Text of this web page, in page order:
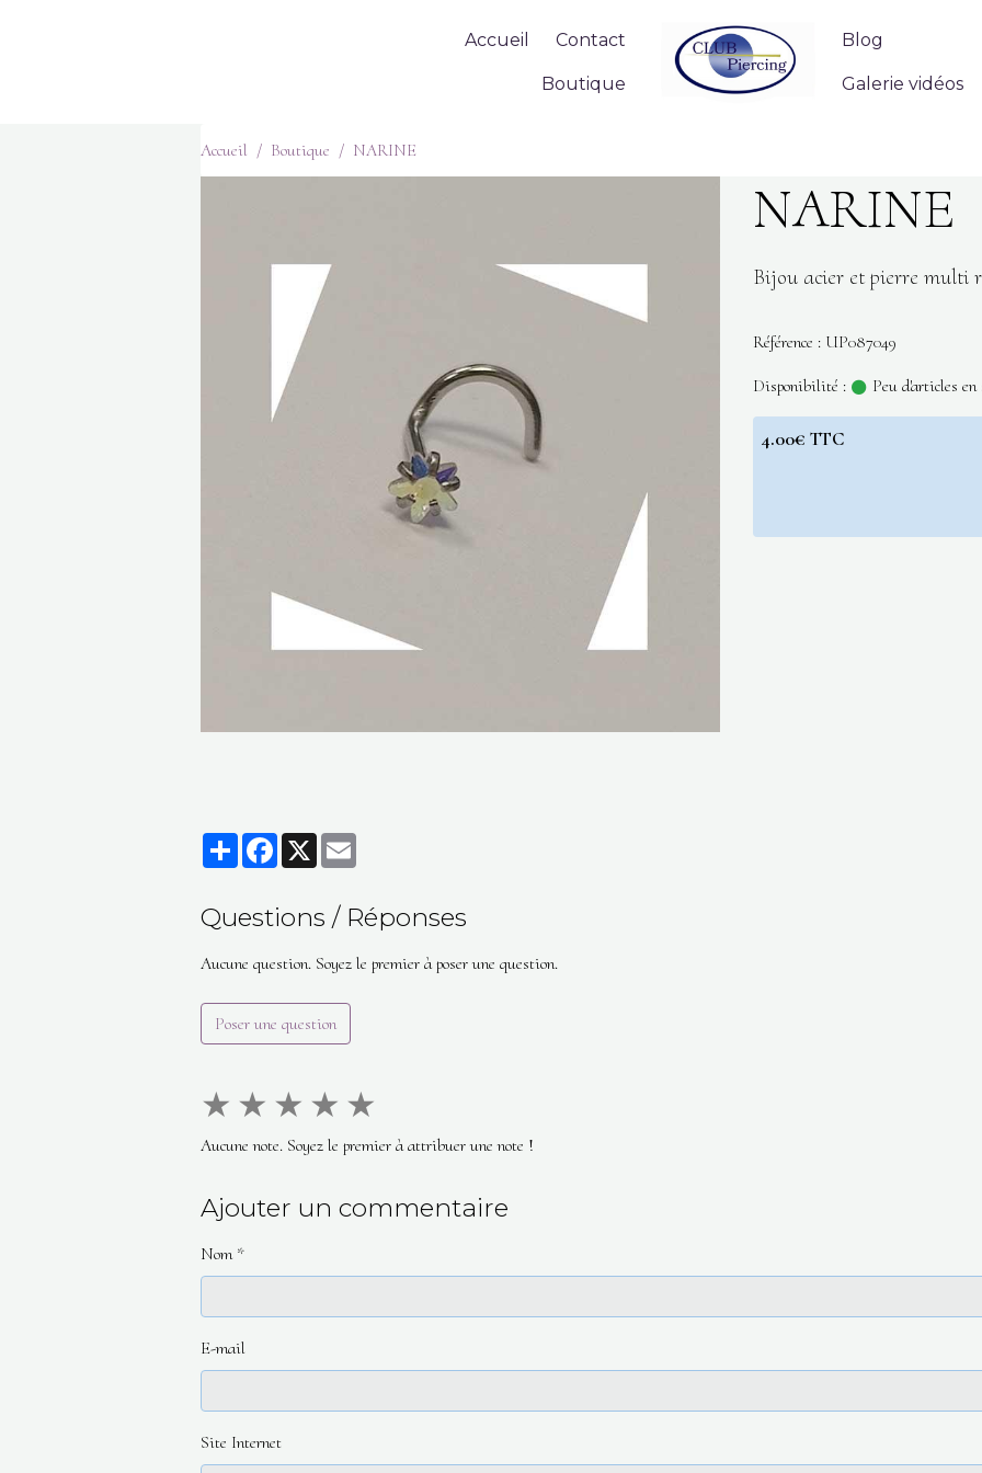
Accueil Contact
Boutique
Blog
Galerie vidéos
Accueil Boutique NARINE
NARINE
Bijou acier et pierre multi
Référence : UP087049
Disponibilité :
Peu d'articles en
4.00€ TTC
PartagerFacebook
X
Questions / Réponses
Aucune question. Soyez le premier à poser une question.
Poser une question
★ ★ ★ ★ ★
Aucune note. Soyez le premier à attribuer une note !
Ajouter un commentaire
Nom
E-mail
Site Internet